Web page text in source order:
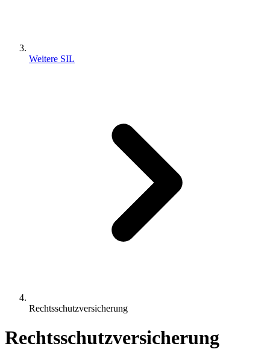
Weitere SIL
Rechtsschutzversicherung
Rechtsschutzversicherung